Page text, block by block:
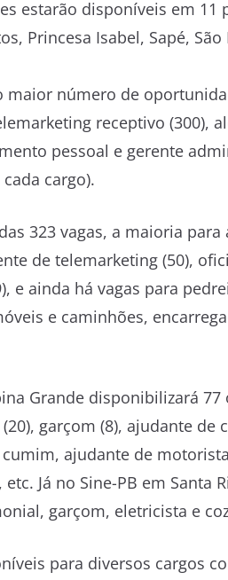
estarão disponíveis em 11
Princesa Isabel, Sapé,
maior número de
receptivo (300),
pessoal e gerente
cargo).
323 vagas, a maioria
de telemarketing (50),
e ainda há vagas para
e caminhões,
Grande disponibilizará
garçom (8), ajudante de
ajudante de
Já no Sine-PB em Santa
garçom, eletricista e
para diversos cargos